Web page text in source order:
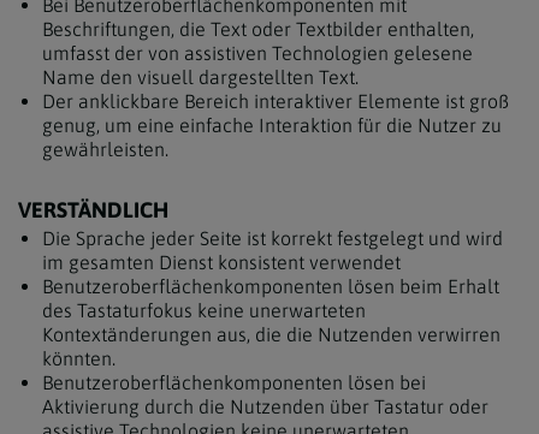
Beschriftungen, die Text oder Textbilder enthalten,
umfasst der von assistiven Technologien gelesene
Name den visuell dargestellten Text.
Der anklickbare Bereich interaktiver Elemente ist groß
genug, um eine einfache Interaktion für die Nutzer zu
gewährleisten.
VERSTÄNDLICH
Die Sprache jeder Seite ist korrekt festgelegt und wird
im gesamten Dienst konsistent verwendet
Benutzeroberflächenkomponenten lösen beim Erhalt
des Tastaturfokus keine unerwarteten
Kontextänderungen aus, die die Nutzenden verwirren
könnten.
Benutzeroberflächenkomponenten lösen bei
Aktivierung durch die Nutzenden über Tastatur oder